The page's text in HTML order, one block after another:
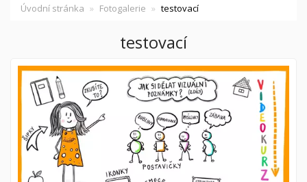
Úvodní stránka Fotogalerie testovací
testovací